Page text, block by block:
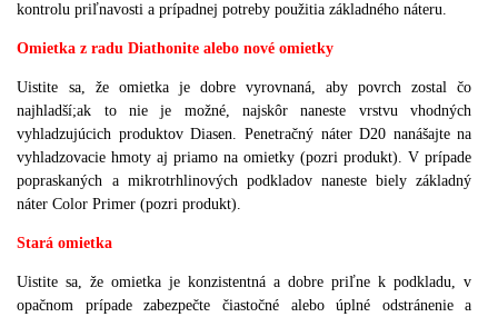
kontrolu priľnavosti a prípadnej potreby použitia základného náteru.
Omietka z radu Diathonite alebo nové omietky
Uistite sa, že omietka je dobre vyrovnaná, aby povrch zostal čo
najhladší;ak to nie je možné, najskôr naneste vrstvu vhodných
vyhladzujúcich produktov Diasen. Penetračný náter D20 nanášajte na
vyhladzovacie hmoty aj priamo na omietky (pozri produkt). V prípade
popraskaných a mikrotrhlinových podkladov naneste biely základný
náter Color Primer (pozri produkt).
Stará omietka
Uistite sa, že omietka je konzistentná a dobre priľne k podkladu, v
opačnom prípade zabezpečte čiastočné alebo úplné odstránenie a